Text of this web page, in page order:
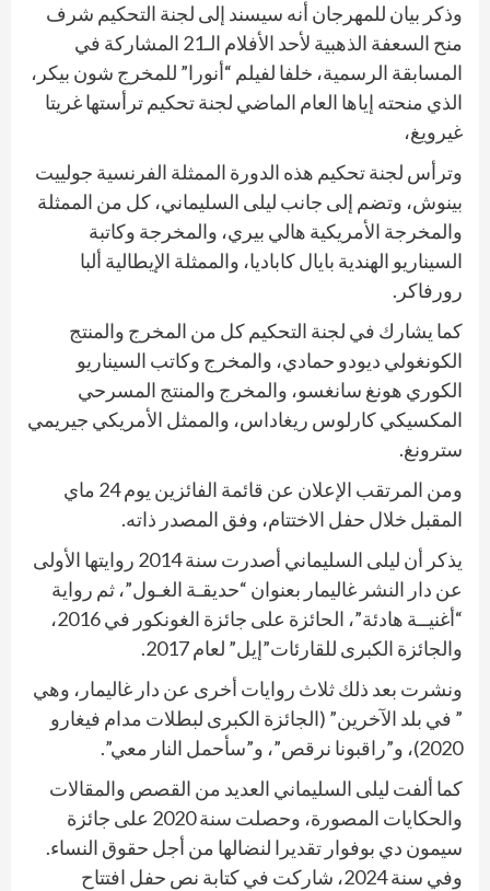
وذكر بيان للمهرجان أنه سيسند إلى لجنة التحكيم شرف
منح السعفة الذهبية لأحد الأفلام الـ21 المشاركة في
المسابقة الرسمية، خلفا لفيلم “أنورا” للمخرج شون بيكر،
الذي منحته إياها العام الماضي لجنة تحكيم ترأستها غريتا
غيرويغ،
وترأس لجنة تحكيم هذه الدورة الممثلة الفرنسية جولييت
بينوش، وتضم إلى جانب ليلى السليماني، كل من الممثلة
والمخرجة الأمريكية هالي بيري، والمخرجة وكاتبة
السيناريو الهندية بايال كاباديا، والممثلة الإيطالية ألبا
رورفاكر.
كما يشارك في لجنة التحكيم كل من المخرج والمنتج
الكونغولي ديودو حمادي، والمخرج وكاتب السيناريو
الكوري هونغ سانغسو، والمخرج والمنتج المسرحي
المكسيكي كارلوس ريغاداس، والممثل الأمريكي جيريمي
سترونغ.
ومن المرتقب الإعلان عن قائمة الفائزين يوم 24 ماي
المقبل خلال حفل الاختتام، وفق المصدر ذاته.
يذكر أن ليلى السليماني أصدرت سنة 2014 روايتها الأولى
عن دار النشر غاليمار بعنوان “حديقـة الغـول”، ثم رواية
“أغنيــة هادئة”، الحائزة على جائزة الغونكور في 2016،
والجائزة الكبرى للقارئات”إيل” لعام 2017.
ونشرت بعد ذلك ثلاث روايات أخرى عن دار غاليمار، وهي
” في بلد الآخرين” (الجائزة الكبرى لبطلات مدام فيغارو
2020)، و”راقبونا نرقص”، و”سأحمل النار معي”.
كما ألفت ليلى السليماني العديد من القصص والمقالات
والحكايات المصورة، وحصلت سنة 2020 على جائزة
سيمون دي بوفوار تقديرا لنضالها من أجل حقوق النساء.
وفي سنة 2024، شاركت في كتابة نص حفل افتتاح